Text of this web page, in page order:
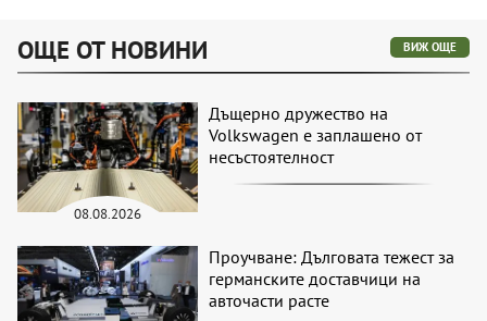
ОЩЕ ОТ НОВИНИ ВИЖ ОЩЕ
08.08.2026
Дъщерно дружество на
Volkswagen е заплашено от
несъстоятелност
Проучване: Дълговата тежест за
германските доставчици на
авточасти расте